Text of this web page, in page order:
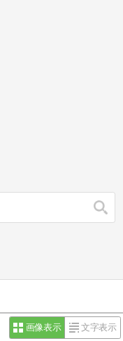
検索
画像表示 文字表示